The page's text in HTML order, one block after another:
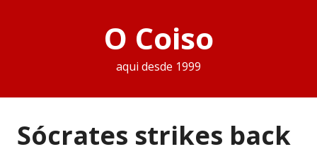
O Coiso
aqui desde 1999
Sócrates strikes back